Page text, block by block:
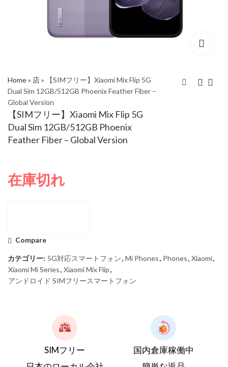
Home» 店»
【SIMフリー】Xiaomi Mix Flip 5G
Dual Sim 12GB/512GB Phoenix Feather Fiber –
Global Version
【SIMフリー】Xiaomi Mix Flip 5G
Dual Sim 12GB/512GB Phoenix
Feather Fiber – Global Version
【SIMフリー】Xiaomi
在庫切れ
Compare
カテゴリー: 5G対応スマートフォン, Mi Phones, Phones, Xiaomi,
Xiaomi Mi Series, Xiaomi Mix Flip,
アンドロイド SIMフリースマートフォン
SIMフリー
国内倉庫稼働中